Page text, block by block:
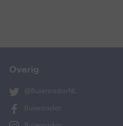
Overig
@BuienradarNL
Buienradar